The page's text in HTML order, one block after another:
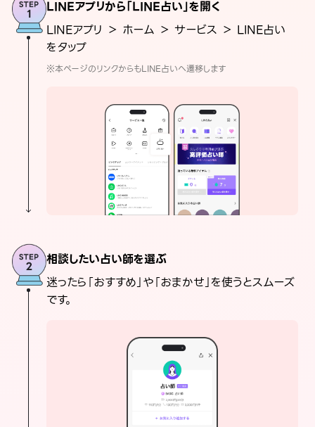
LINEアプリから「LINE占い」を開く
LINEアプリ ＞ ホーム ＞ サービス ＞ LINE占い
をタップ
※本ページのリンクからもLINE占いへ遷移します
相談したい占い師を選ぶ
迷ったら「おすすめ」や「おまかせ」を使うとスムーズ
です。